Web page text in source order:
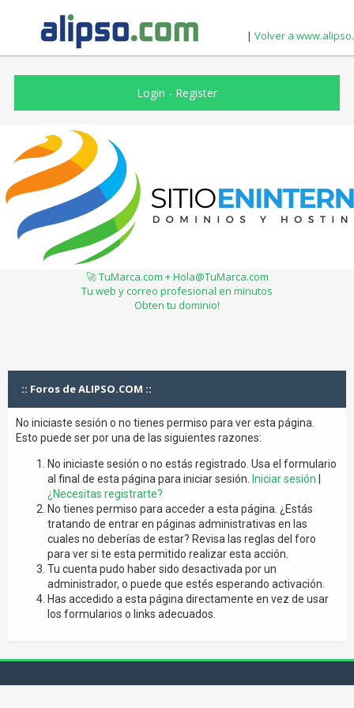
| Volver a
Login - Register
🚀 TuMarca.com + Hola@TuMarca.com
Tu web y correo profesional en minutos
Obten tu dominio!
:: Foros de ALIPSO.COM ::
No iniciaste sesión o no tienes permiso para ver esta página.
Esto puede ser por una de las siguientes razones:
No iniciaste sesión o no estás registrado. Usa el formulario
al final de esta página para iniciar sesión.
Iniciar sesión
¿Necesitas registrarte?
No tienes permiso para acceder a esta página. ¿Estás
tratando de entrar en páginas administrativas en las
cuales no deberías de estar? Revisa las reglas del foro
para ver si te esta permitido realizar esta acción.
Tu cuenta pudo haber sido desactivada por un
administrador, o puede que estés esperando activación.
Has accedido a esta página directamente en vez de usar
los formularios o links adecuados.